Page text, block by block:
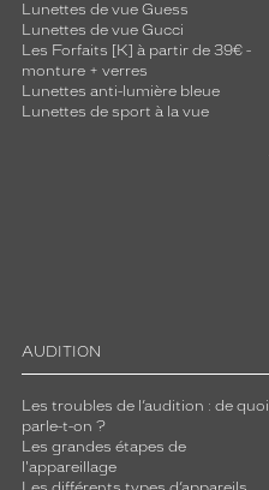
Lunettes de vue Guess
Lunettes de vue Gucci
Les Forfaits [K] à partir de 39€ -
monture + verres
Lunettes anti-lumière bleue
Lunettes de sport à la vue
AUDITION
Les troubles de l’audition : de quoi
parle-t-on ?
Les grandes étapes de
l'appareillage